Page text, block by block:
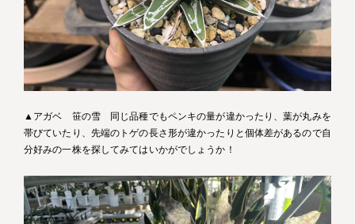
▲アガベ 笹の雪 同じ品種でもペンキの量が違かったり、葉が丸みを
帯びていたり、先端のトゲの長さ形が違かったりと個体差があるので自
分好みの一株を探してみてはいかがでしょうか！